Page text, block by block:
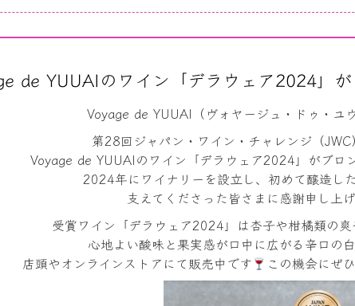
de YUUAIのワイン「デラウェア2024」
Voyage de YUUAI（ヴォヤージュ・ドゥ・ユウ
第28回ジャパン・ワイン・チャレンジ（JWC
Voyage de YUUAIのワイン「デラウェア2024」がブロ
2024年にワイナリーを設立し、初めて醸造し
支えてくださった皆さまに感謝申し上げ
受賞ワイン「デラウェア2024」は杏子や柑橘類の爽
心地よい酸味と果実感が口中に広がる辛口の白
店頭やオンラインストアにて販売中です
この機会にぜ